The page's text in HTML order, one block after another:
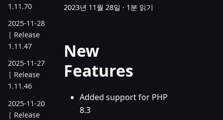
1.11.70
2025-11-28
| Release
1.11.47
2025-11-27
| Release
1.11.46
2025-11-20
| Release
2023년 11월 28일 · 1분 읽기
New
Features
Added support for PHP
8.3